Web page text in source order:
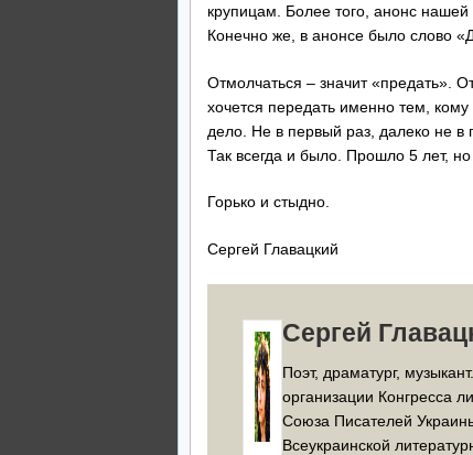
крупицам. Более того, анонс
Конечно же, в анонсе было слово
Отмолчаться – значит «предать».
хочется передать именно тем,
дело. Не в первый раз, далеко не в
Так всегда и было. Прошло 5 лет,
Горько и стыдно.
Сергей Главацкий
Сергей
Поэт, драматург,
организации Конгресса
Союза Писателей
Всеукраинской